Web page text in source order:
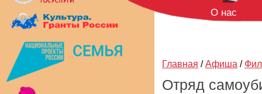
О нас
Главная / Афиша /
Отряд